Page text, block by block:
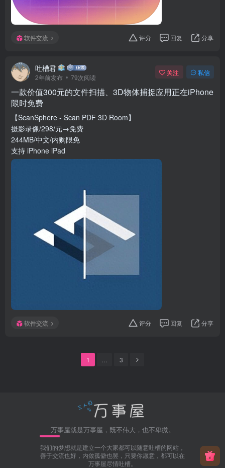
软件交流 评分 回复 分享
吐槽君
2年前发布 79次阅读
关注 私信
一款价值300元的文件扫描、3D物体捕捉应用正在iPhone
限时免费
【ScanSphere - Scan PDF 3D Room】
摄影录像/298/元→免费
244MB/中文/内购限免
支持 iPhone iPad
软件交流 评分 回复 分享
1 3
万事屋就是万事屋，既不伟大，也不卑微。
我们的梦想就是建立一个大家都可以随意吐槽的网站，
善于交流也好，内敛孤僻也罢，只要你愿意，都可以在
万事屋尽情吐槽。